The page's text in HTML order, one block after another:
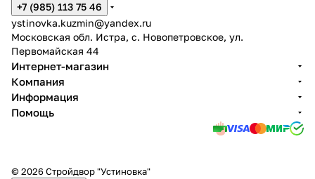
+7 (985) 113 75 46
ystinovka.kuzmin@yandex.ru
Московская обл. Истра, с. Новопетровское, ул.
Первомайская 44
Интернет-магазин
Компания
Информация
Помощь
© 2026 Стройдвор "Устиновка"